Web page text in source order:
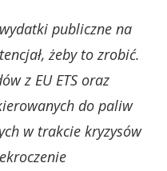
publiczne na
żeby to zrobić.
z EU ETS oraz
do paliw
w trakcie kryzysów